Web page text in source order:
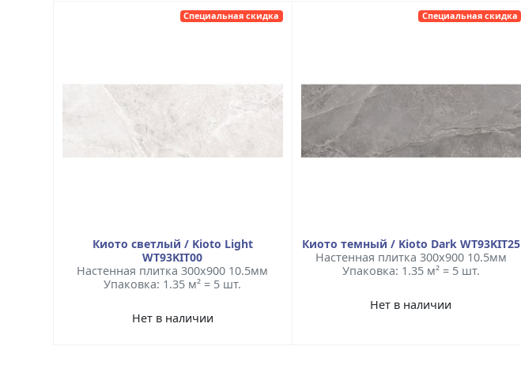
Специальная скидка
Киото светлый / Kioto Light
WT93KIT00
Настенная плитка 300x900 10.5мм
Упаковка: 1.35 м² = 5 шт.
Нет в наличии
Специальная скидка
Киото темный / Kioto Dark WT93KIT25
Настенная плитка 300x900 10.5мм
Упаковка: 1.35 м² = 5 шт.
Нет в наличии